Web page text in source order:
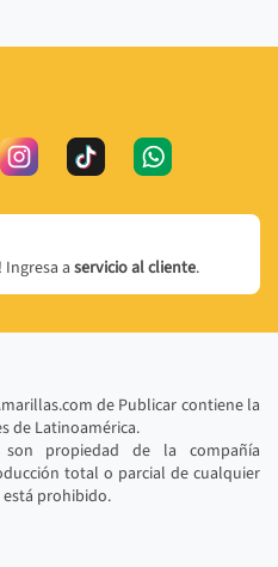
Ingresa a servicio al cliente.
de Publicar contiene la
de Latinoamérica.
son propiedad de la compañía
total o parcial de cualquier
prohibido.